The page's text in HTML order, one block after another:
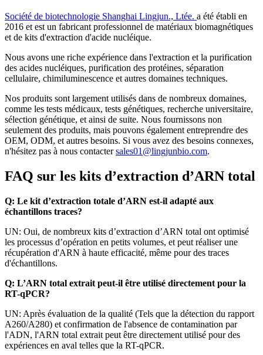
Société de biotechnologie Shanghai Lingjun., Ltée. a été établi en
2016 et est un fabricant professionnel de matériaux biomagnétiques
et de kits d'extraction d'acide nucléique.
Nous avons une riche expérience dans l'extraction et la purification
des acides nucléiques, purification des protéines, séparation
cellulaire, chimiluminescence et autres domaines techniques.
Nos produits sont largement utilisés dans de nombreux domaines,
comme les tests médicaux, tests génétiques, recherche universitaire,
sélection génétique, et ainsi de suite. Nous fournissons non
seulement des produits, mais pouvons également entreprendre des
OEM, ODM, et autres besoins. Si vous avez des besoins connexes,
n'hésitez pas à nous contactersales01@lingjunbio.com.
FAQ sur les kits d’extraction d’ARN total
Q: Le kit d’extraction totale d’ARN est-il adapté aux
échantillons traces?
UN: Oui, de nombreux kits d’extraction d’ARN total ont optimisé
les processus d’opération en petits volumes, et peut réaliser une
récupération d'ARN à haute efficacité, même pour des traces
d'échantillons.
Q: L’ARN total extrait peut-il être utilisé directement pour la
RT-qPCR?
UN: Après évaluation de la qualité (Tels que la détection du rapport
A260/A280) et confirmation de l'absence de contamination par
l'ADN, l'ARN total extrait peut être directement utilisé pour des
expériences en aval telles que la RT-qPCR.